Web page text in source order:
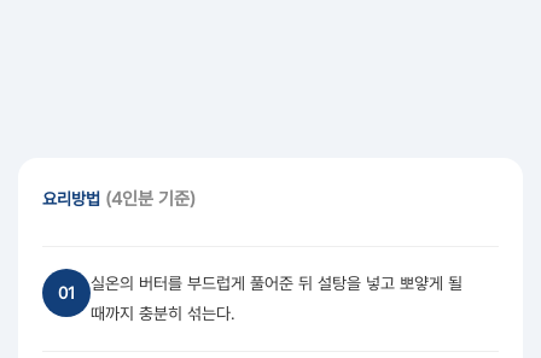
요리방법 (4인분 기준)
01
실온의 버터를 부드럽게 풀어준 뒤 설탕을 넣고 뽀얗게 될
때까지 충분히 섞는다.